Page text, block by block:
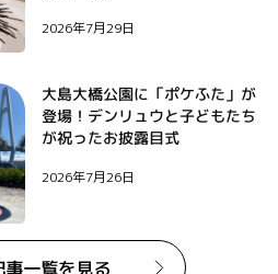
2026年7月29日
大島大橋公園に「ポケふた」が
登場！デンリュウと子どもたち
が祝ったお披露目式
2026年7月26日